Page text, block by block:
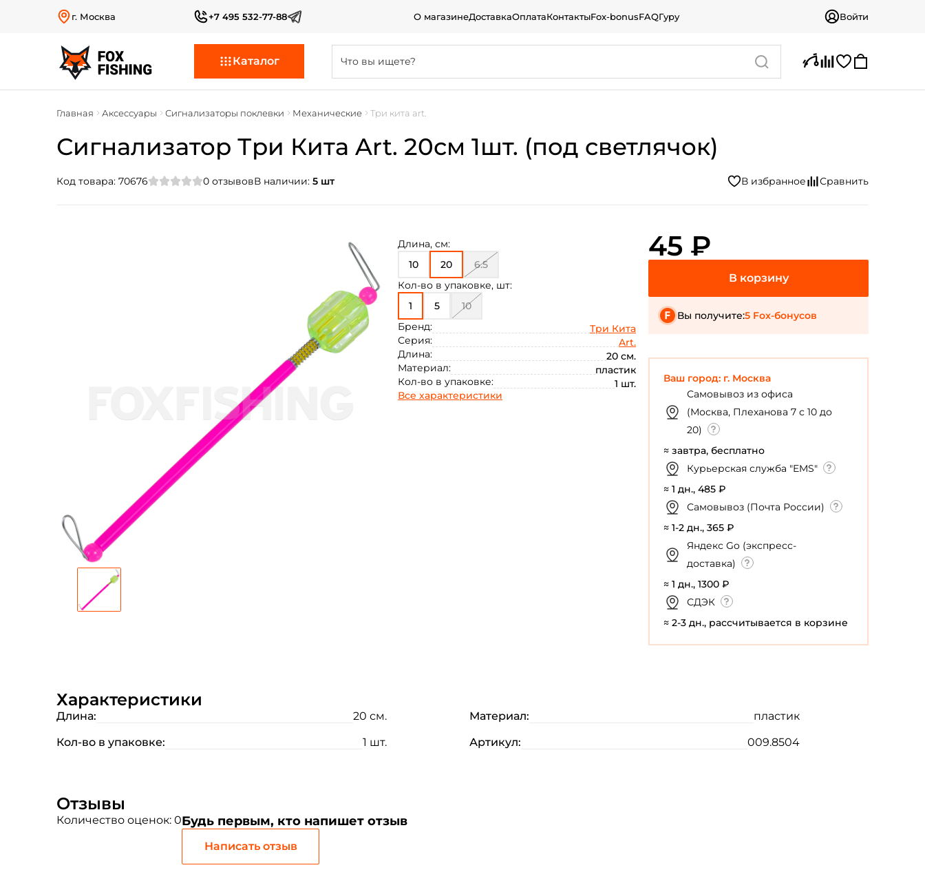
г. Москва +7 495 532-77-88 О магазинеДоставкаОплатаКонтактыFox-bonusFAQГуру Войти
Каталог
Главная Аксессуары Сигнализаторы поклевки Механические Три кита art.
Сигнализатор Три Кита Art. 20см 1шт. (под светлячок)
Код товара: 70676 0 отзывовВ наличии: 5 шт
Длина, см:
10
20
6.5
Кол-во в упаковке, шт:
1
5
10
Бренд:
Три Кита
Серия:
Art.
Длина:
20 см.
Материал:
пластик
Кол-во в упаковке:
1 шт.
Все характеристики
45 ₽
Вы получите:5 Fox-бонусов
Ваш город: г. Москва
Самовывоз из офиса
(Москва, Плеханова 7 с 10 до
20)
≈ завтра, бесплатно
Курьерская служба "EMS"
≈ 1 дн., 485 ₽
Самовывоз (Почта России)
≈ 1-2 дн., 365 ₽
Яндекс Go (экспресс-
доставка)
≈ 1 дн., 1300 ₽
СДЭК
≈ 2-3 дн., рассчитывается в корзине
Характеристики
Длина: 20 см. Материал:
пластик
Кол-во в упаковке:
1 шт. Артикул: 009.8504
Отзывы
Количество оценок: 0Будь первым, кто напишет отзыв
Написать отзыв